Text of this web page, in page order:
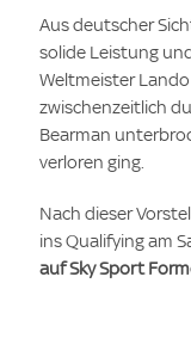
Aus deutscher
solide Leistung
Weltmeister
zwischenzeitlich
Bearman
verloren ging.
Nach dieser
ins Qualifying am
auf Sky Sport